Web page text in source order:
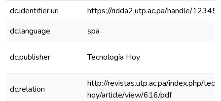
dc.identifier.uri
https://ridda2.utp.ac.pa/handle/
dc.language
spa
dc.publisher Tecnología Hoy
dc.relation
http://revistas.utp.ac.pa/index.php/
hoy/article/view/616/pdf